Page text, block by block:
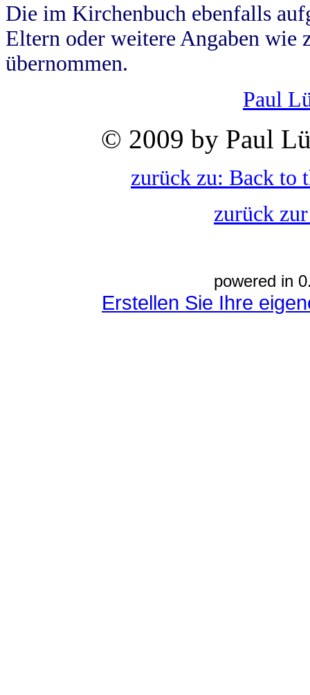
Die im Kirchenbuch ebenfalls
Eltern oder weitere Angaben wie
übernommen.
Paul
© 2009 by Paul
zurück zu: Back to
zurück
powered in
Erstellen Sie Ihre